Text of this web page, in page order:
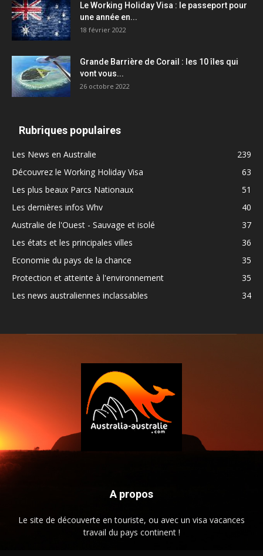
Le Working Holiday Visa : le passeport pour
une année en...
18 février 2022
Grande Barrière de Corail : les 10 îles qui
vont vous...
26 octobre 2022
Rubriques populaires
Les News en Australie
239
Découvrez le Working Holiday Visa
63
Les plus beaux Parcs Nationaux
51
Les dernières infos Whv
40
Australie de l'Ouest - Sauvage et isolé
37
Les états et les principales villes
36
Economie du pays de la chance
35
Protection et atteinte à l'environnement
35
Les news australiennes inclassables
34
A propos
Le site de découverte en touriste, ou avec un visa vacances
travail du pays continent !